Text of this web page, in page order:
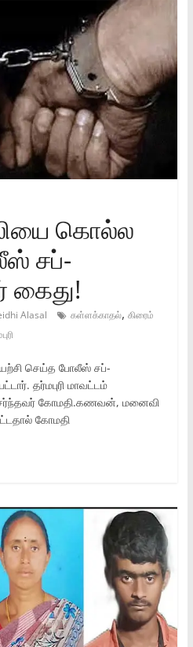
கொல்ல
சப்-
Alasal கள்ளக்காதல், கிரைம்
செய்த போலீஸ் சப்-
தர்மபுரி மாவட்டம்
கோமதி.கணவன், மனைவி
கோமதி